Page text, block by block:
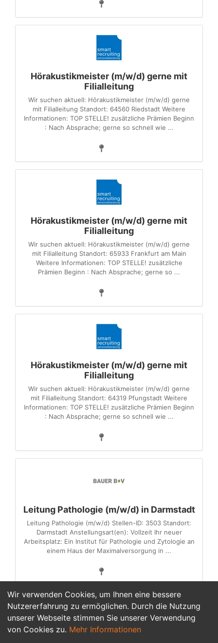
Wir verwenden Cookies, um Ihnen eine bessere
Nutzererfahrung zu ermöglichen. Durch die Nutzung
unserer Webseite stimmen Sie unserer Verwendung
von Cookies zu. Mehr Informationen
Hörakustikmeister (m/w/d) gerne mit
Filialleitung
Wir suchen aktuell: Hörakustikmeister (m/w/d) gerne
mit Filialleitung Standort: 64560 Riedstadt Weitere
Informationen: TOP STELLE! zusätzliche Prämien Beginn
: Nach Absprache; gerne so schnell wie ...
Hörakustikmeister (m/w/d) gerne mit
Filialleitung
Wir suchen aktuell: Hörakustikmeister (m/w/d) gerne
mit Filialleitung Standort: 65933 Frankfurt am Main
Weitere Informationen: TOP STELLE! zusätzliche
Prämien Beginn : Nach Absprache; gerne so ...
Hörakustikmeister (m/w/d) gerne mit
Filialleitung
Wir suchen aktuell: Hörakustikmeister (m/w/d) gerne
mit Filialleitung Standort: 64319 Pfungstadt Weitere
Informationen: TOP STELLE! zusätzliche Prämien Beginn
: Nach Absprache; gerne so schnell wie ...
Leitung Pathologie (m/w/d) in Darmstadt
Leitung Pathologie (m/w/d) Stellen-ID: 3503 Standort:
Darmstadt Anstellungsart(en): Vollzeit Ihr neuer
Arbeitsplatz: Ein Institut für Pathologie und Zytologie an
einem Haus der Maximalversorgung in ...
1